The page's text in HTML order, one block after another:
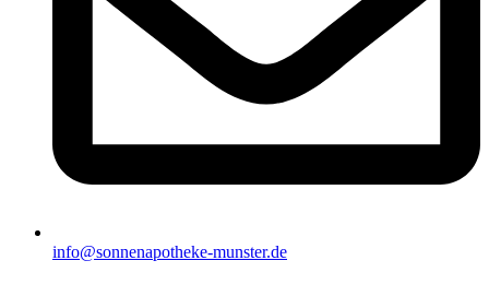
info@sonnenapotheke-munster.de